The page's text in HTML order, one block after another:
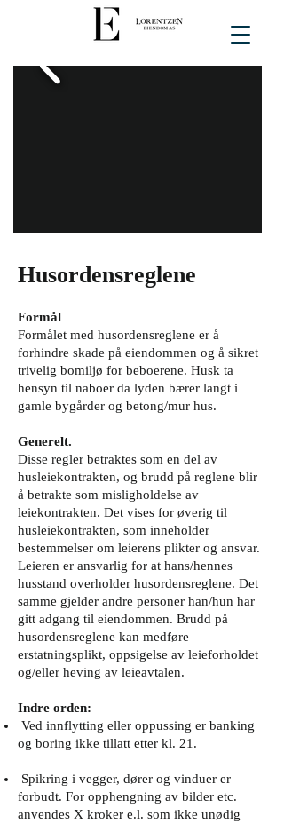
Husordensreglene
Formål
Formålet med husordensreglene er å
forhindre skade på eiendommen og å sikret
trivelig bomiljø for beboerene. Husk ta
hensyn til naboer da lyden bærer langt i
gamle bygårder og betong/mur hus.
Generelt.
Disse regler betraktes som en del av
husleiekontrakten, og brudd på reglene blir
å betrakte som misligholdelse av
leiekontrakten. Det vises for øverig til
husleiekontrakten, som inneholder
bestemmelser om leierens plikter og ansvar.
Leieren er ansvarlig for at hans/hennes
husstand overholder husordensreglene. Det
samme gjelder andre personer han/hun har
gitt adgang til eiendommen. Brudd på
husordensreglene kan medføre
erstatningsplikt, oppsigelse av leieforholdet
og/eller heving av leieavtalen.
Indre orden:
Ved innflytting eller oppussing er banking
og boring ikke tillatt etter kl. 21.
Spikring i vegger, dører og vinduer er
forbudt. For opphengning av bilder etc.
anvendes X kroker e.l. som ikke unødig